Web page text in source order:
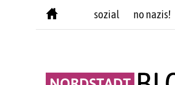
sozial no nazis!